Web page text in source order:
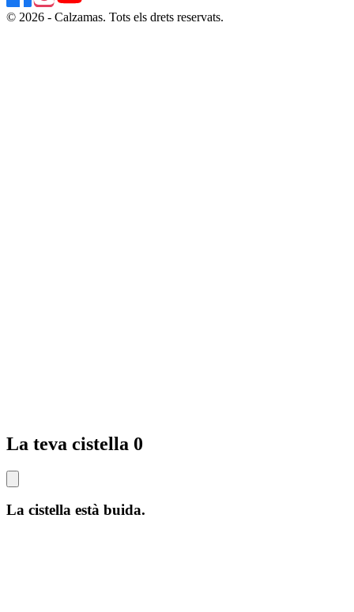
© 2026 - Calzamas. Tots els drets reservats.
La teva cistella 0
La cistella està buida.